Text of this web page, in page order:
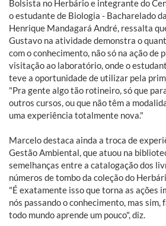
Bolsista no Herbário e integrante do
o estudante de Biologia - Bacharelado
Henrique Mandagará André, ressalta
Gustavo na atividade demonstra o
com o conhecimento, não só na ação de
visitação ao laboratório, onde o
teve a oportunidade de utilizar pela
"Pra gente algo tão rotineiro, só que
outros cursos, ou que não têm a
uma experiência totalmente nova."
Marcelo destaca ainda a troca de
Gestão Ambiental, que atuou na
semelhanças entre a catalogação dos
números de tombo da coleção do
"É exatamente isso que torna as ações
nós passando o conhecimento, mas sim,
todo mundo aprende um pouco", diz.